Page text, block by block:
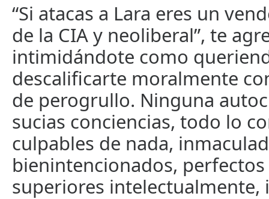
“Si atacas a Lara eres un
de la CIA y neoliberal”, te
intimidándote como
descalificarte moralmente
de perogrullo. Ninguna
sucias conciencias, todo lo
culpables de nada,
bienintencionados,
superiores intelectualmente,